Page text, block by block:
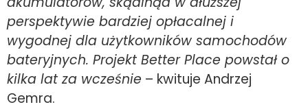
perspektywie bardziej opłacalnej i
wygodnej dla użytkowników samochodów
bateryjnych. Projekt Better Place powstał o
kilka lat za wcześnie – kwituje Andrzej
Gemra.